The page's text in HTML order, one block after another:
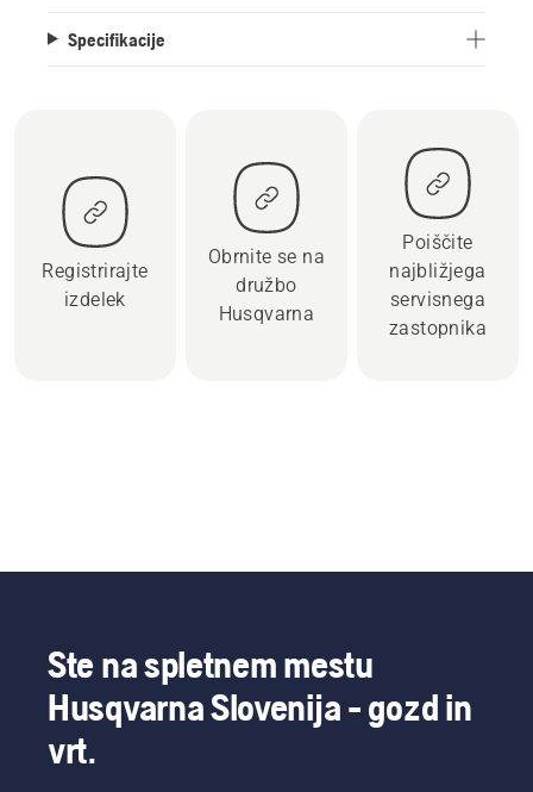
Specifikacije
Registrirajte
izdelek
Obrnite se na
družbo
Husqvarna
Poiščite
najbližjega
servisnega
zastopnika
Ste na spletnem mestu
Husqvarna Slovenija - gozd in
vrt.